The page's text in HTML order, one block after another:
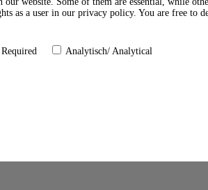
as a user in our privacy policy. You are free to
Analytisch/ Analytical